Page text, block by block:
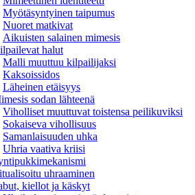
Myötäsyntyinen taipumus
Nuoret matkivat
Aikuisten salainen mimesis
halut
Malli muuttuu kilpailijaksi
Kaksoissidos
Läheinen etäisyys
sodan lähteenä
Viholliset muuttuvat toistensa peilikuviksi
Sokaiseva vihollisuus
Samanlaisuuden uhka
Uhria vaativa kriisi
uhraaminen
kiellot ja käskyt